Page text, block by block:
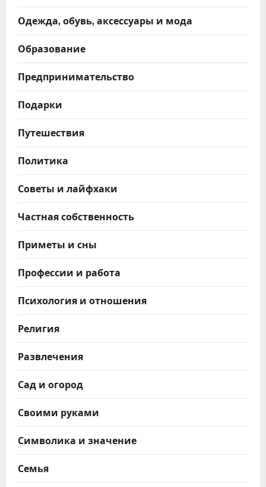
Одежда, обувь, аксессуары и мода
Образование
Предпринимательство
Подарки
Путешествия
Политика
Советы и лайфхаки
Частная собственность
Приметы и сны
Профессии и работа
Психология и отношения
Религия
Развлечения
Сад и огород
Своими руками
Символика и значение
Семья